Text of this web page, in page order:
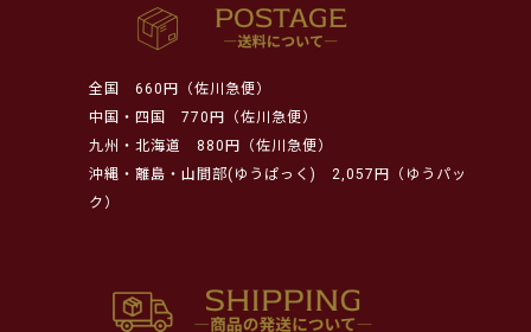
全国
660円（佐川急便）
中国・四国
770円（佐川急便）
九州・北海道
880円（佐川急便）
沖縄・離島・山間部(ゆうぱっく)
2,057円（ゆうパッ
ク）